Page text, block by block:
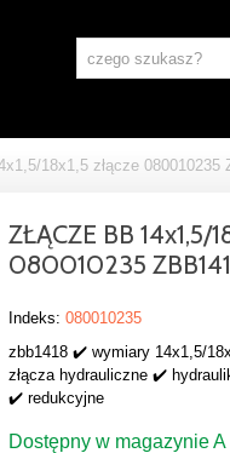
18x1,5 złącze 080010235
ZŁĄCZE BB 14x1,5/
080010235
Indeks: 080010235
zbb1418 ✔️ wymiary 14x1,5/
złącza hydrauliczne ✔️
✔️ redukcyjne
Dostępny w magazynie